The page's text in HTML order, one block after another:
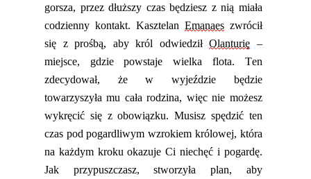
gorsza, przez dłuższy czas będziesz z nią miała
codzienny kontakt. Kasztelan Emanaeszwrócił
się z prośbą, aby król odwiedziłOlanturię –
miejsce, gdzie powstaje wielka flota. Ten
zdecydował, że w wyjeździe będzie
towarzyszyła mu cała rodzina, więc nie możesz
wykręcić się z obowiązku.Musisz spędzić ten
czas podpogardliwym wzrokiem królowej, która
na każdym kroku okazuje Ci niechęć i pogardę.
Jak przypuszczasz, stworzyła plan, aby